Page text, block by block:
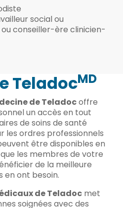
social ou
conseiller-ère clinicien-
TeladocMD
de Teladocoffre
un accès en tout
de soins de santé
les ordres professionnels
être disponibles en
les membres de votre
de la meilleure
en ont besoin.
de Teladoc met
soignées avec des